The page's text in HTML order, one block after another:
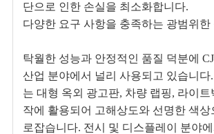
단으로 인한 손실을 최소화합니다.
다양한 요구 사항을 충족하는 광범위한
탁월한 성능과 안정적인 품질 덕분에
산업 분야에서 널리 사용되고 있습니다
는 대형 옥외 광고판, 차량 랩핑, 라이트
작에 활용되어 고해상도와 선명한 색
로잡습니다. 전시 및 디스플레이 분야